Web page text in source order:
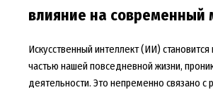
влияние на современный
Искусственный интеллект (ИИ)
частью нашей повседневной жизни,
деятельности. Это непременно связано с